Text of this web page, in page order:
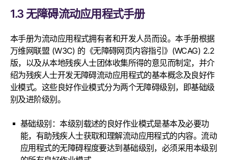
1.3 无障碍流动应用程式手册
本手册为流动应用程式拥有者和开发人员而设。本手册根据
万维网联盟 (W3C) 的《无障碍网页内容指引》(WCAG) 2.2
版，以及从本地残疾人士团体收集所得的意见而制定，并介
绍为残疾人士开发无障碍流动应用程式的基本概念及良好作
业模式。这些良好作业模式分为两个无障碍级别，即基础级
别及进阶级别。
基础级别：本级别载述的良好作业模式是基本及必要功
能，有助残疾人士获取和理解流动应用程式的内容。流动
应用程式的无障碍程度要达到基础级别，必须采用本级别